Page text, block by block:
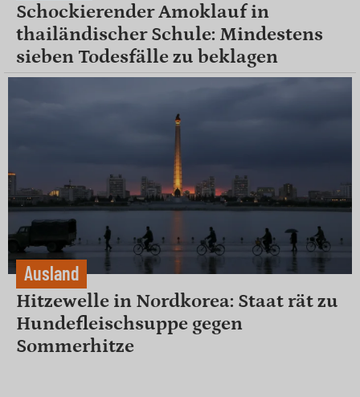
Schockierender Amoklauf in
thailändischer Schule: Mindestens
sieben Todesfälle zu beklagen
Ausland
Hitzewelle in Nordkorea: Staat rät zu
Hundefleischsuppe gegen
Sommerhitze